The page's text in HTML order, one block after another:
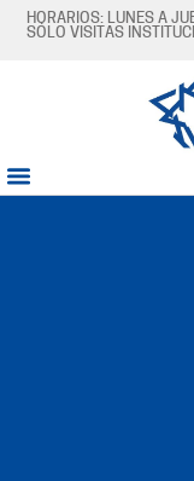
HORARIOS: LUNES A
SÓLO VISITAS